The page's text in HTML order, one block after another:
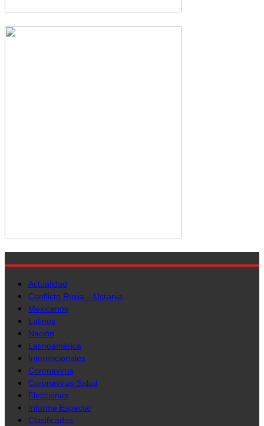
Actualidad
Conflicto Rusia – Ucrania
Mexicanos
Latinos
Nación
Latinoamérica
Internacionales
Coronavirus
Coronavirus-Salud
Elecciones
Informe Especial
Clasificados